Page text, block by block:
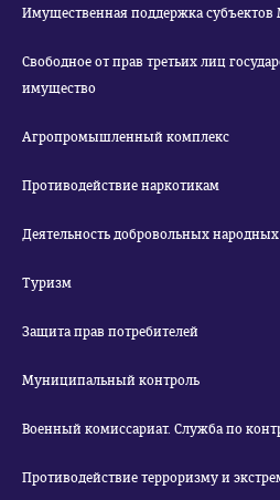
Имущественная поддержка
Свободное от прав третьих лиц
имущество
Агропромышленный комплекс
Противодействие наркотикам
Деятельность добровольных
Туризм
Защита прав потребителей
Муниципальный контроль
Военный комиссариат. Служба по
Противодействие терроризму и